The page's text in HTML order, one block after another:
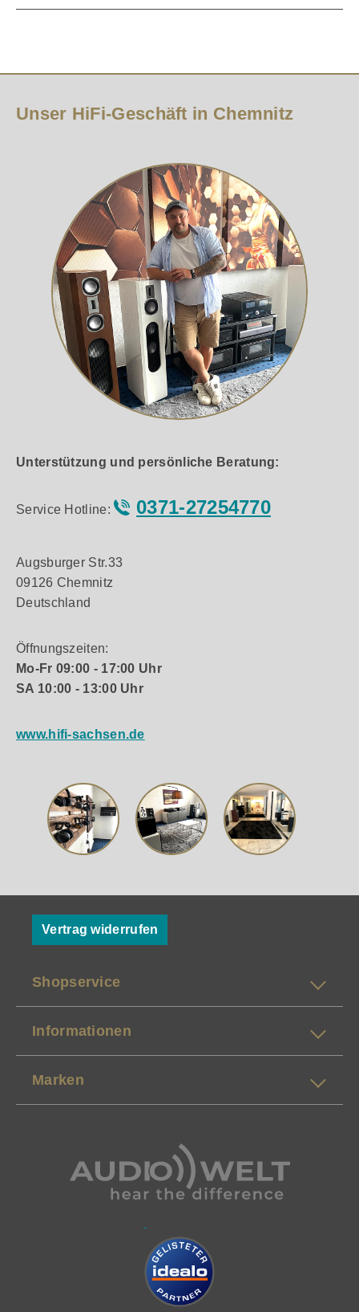
Unser HiFi-Geschäft in Chemnitz
Unterstützung und persönliche Beratung:
Service Hotline: 0371-27254770
Augsburger Str.33
09126 Chemnitz
Deutschland
Öffnungszeiten:
Mo-Fr 09:00 - 17:00 Uhr
SA 10:00 - 13:00 Uhr
www.hifi-sachsen.de
Vertrag widerrufen
Shopservice
Informationen
Marken